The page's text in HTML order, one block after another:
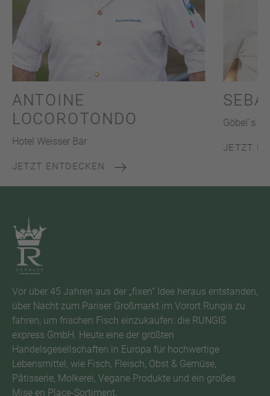
ANTOINE
LOCOROTONDO
Hotel Weisser Bär
JETZT ENTDECKEN
Göbel´s
JETZT
Vor über 45 Jahren aus der „fixen“ Idee heraus entstanden,
über Nacht zum Pariser Großmarkt im Vorort Rungis zu
fahren, um frischen Fisch einzukaufen: die RUNGIS
express GmbH. Heute eine der größten
Handelsgesellschaften in Europa für hochwertige
Lebensmittel, wie Fisch, Fleisch, Obst & Gemüse,
Pâtisserie, Molkerei, Vegane Produkte und ein großes
Mise en Place-Sortiment.